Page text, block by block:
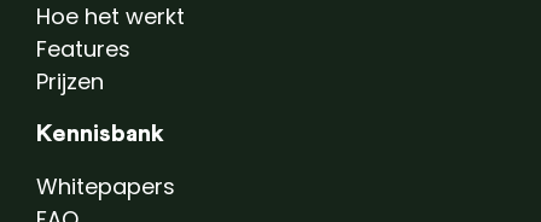
Hoe het werkt
Features
Prijzen
Kennisbank
Whitepapers